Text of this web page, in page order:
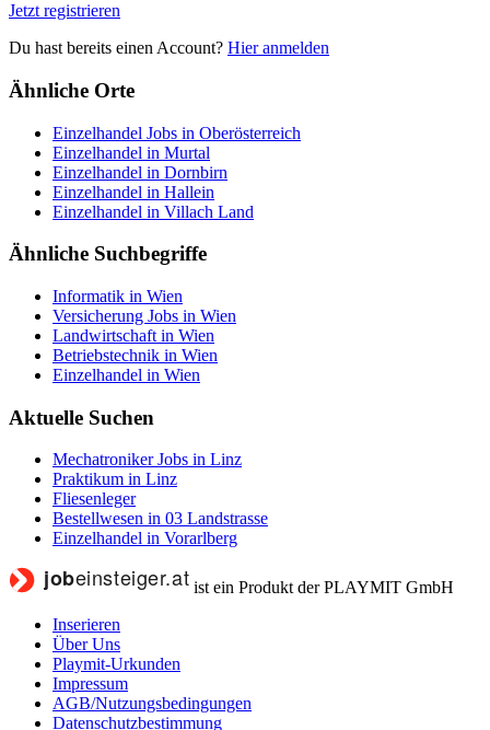
Jetzt registrieren
Du hast bereits einen Account? Hier anmelden
Ähnliche Orte
Einzelhandel Jobs in Oberösterreich
Einzelhandel in Murtal
Einzelhandel in Dornbirn
Einzelhandel in Hallein
Einzelhandel in Villach Land
Ähnliche Suchbegriffe
Informatik in Wien
Versicherung Jobs in Wien
Landwirtschaft in Wien
Betriebstechnik in Wien
Einzelhandel in Wien
Aktuelle Suchen
Mechatroniker Jobs in Linz
Praktikum in Linz
Fliesenleger
Bestellwesen in 03 Landstrasse
Einzelhandel in Vorarlberg
ist ein Produkt der PLAYMIT GmbH
Inserieren
Über Uns
Playmit-Urkunden
Impressum
AGB/Nutzungsbedingungen
Datenschutzbestimmung